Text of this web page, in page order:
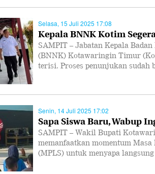
Selasa, 15 Juli 2025 17:08
Kepala BNNK Kotim
SAMPIT – Jabatan Kepala
(BNNK) Kotawaringin Timur
terisi. Proses penunjukan sudah
Senin, 14 Juli 2025 17:02
Sapa Siswa Baru, Wabup
SAMPIT – Wakil Bupati
memanfaatkan momentum
(MPLS) untuk menyapa